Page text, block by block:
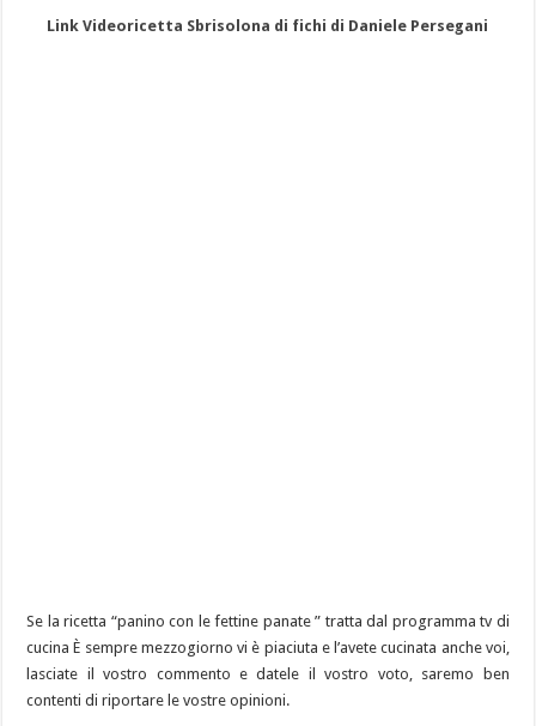
Link Videoricetta Sbrisolona di fichi di Daniele Persegani
Se la ricetta “panino con le fettine panate ” tratta dal programma tv di
cucina È sempre mezzogiorno vi è piaciuta e l’avete cucinata anche voi,
lasciate il vostro commento e datele il vostro voto, saremo ben
contenti di riportare le vostre opinioni.